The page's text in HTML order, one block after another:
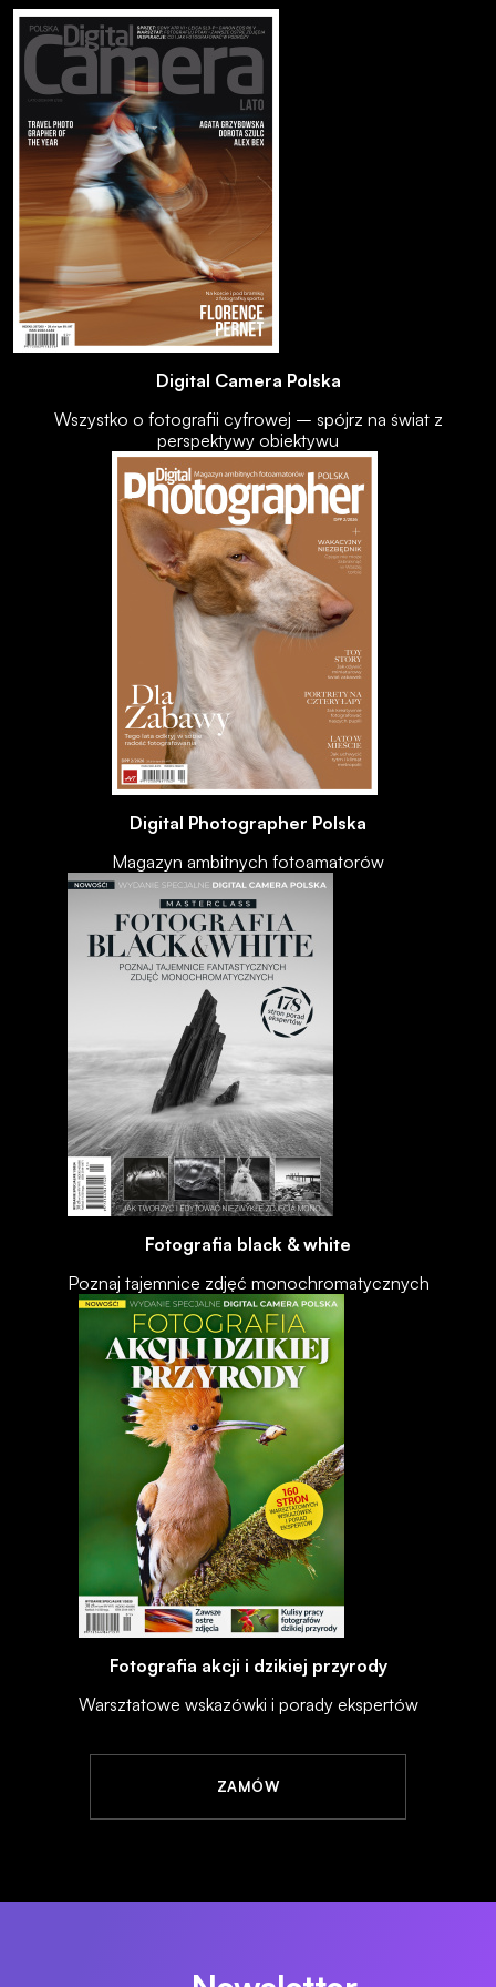
Digital Camera Polska
Wszystko o fotografii cyfrowej – spójrz na świat z
perspektywy obiektywu
Digital Photographer Polska
Magazyn ambitnych fotoamatorów
Fotografia black & white
Poznaj tajemnice zdjęć monochromatycznych
Fotografia akcji i dzikiej przyrody
Warsztatowe wskazówki i porady ekspertów
ZAMÓW